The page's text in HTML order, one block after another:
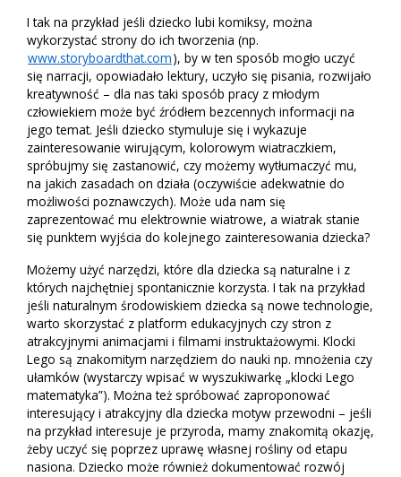
I tak na przykład jeśli dziecko lubi komiksy, można
wykorzystać strony do ich tworzenia (np.
www.storyboardthat.com), by w ten sposób mogło uczyć
się narracji, opowiadało lektury, uczyło się pisania, rozwijało
kreatywność – dla nas taki sposób pracy z młodym
człowiekiem może być źródłem bezcennych informacji na
jego temat. Jeśli dziecko stymuluje się i wykazuje
zainteresowanie wirującym, kolorowym wiatraczkiem,
spróbujmy się zastanowić, czy możemy wytłumaczyć mu,
na jakich zasadach on działa (oczywiście adekwatnie do
możliwości poznawczych). Może uda nam się
zaprezentować mu elektrownie wiatrowe, a wiatrak stanie
się punktem wyjścia do kolejnego zainteresowania dziecka?
Możemy użyć narzędzi, które dla dziecka są naturalne i z
których najchętniej spontanicznie korzysta. I tak na przykład
jeśli naturalnym środowiskiem dziecka są nowe technologie,
warto skorzystać z platform edukacyjnych czy stron z
atrakcyjnymi animacjami i filmami instruktażowymi. Klocki
Lego są znakomitym narzędziem do nauki np. mnożenia czy
ułamków (wystarczy wpisać w wyszukiwarkę „klocki Lego
matematyka”). Można też spróbować zaproponować
interesujący i atrakcyjny dla dziecka motyw przewodni – jeśli
na przykład interesuje je przyroda, mamy znakomitą okazję,
żeby uczyć się poprzez uprawę własnej rośliny od etapu
nasiona. Dziecko może również dokumentować rozwój